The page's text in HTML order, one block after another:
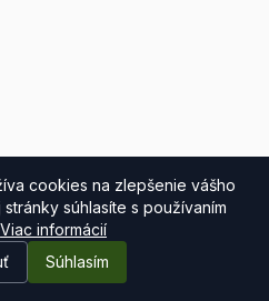
cookies na zlepšenie vášho
súhlasíte s používaním
Viac informácií
Súhlasím